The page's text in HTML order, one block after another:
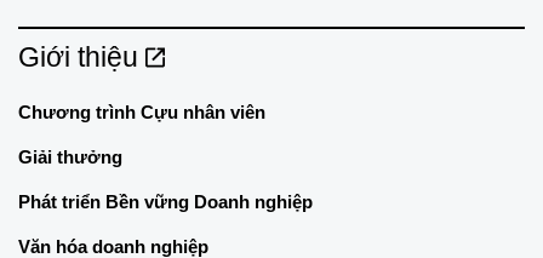
Giới thiệu
Chương trình Cựu nhân viên
Giải thưởng
Phát triển Bền vững Doanh nghiệp
Văn hóa doanh nghiệp